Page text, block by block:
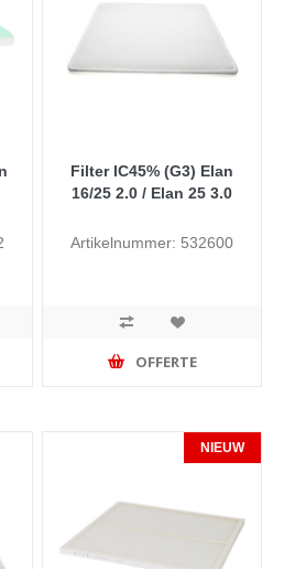
Filter IC45% (G3) Elan
16/25 2.0 / Elan 25 3.0
Artikelnummer: 532600
OFFERTE
NIEUW